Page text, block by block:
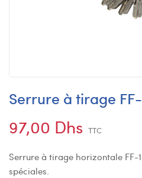
Serrure à tirage
97,00 Dhs TTC
Serrure à tirage horizontale FF-
spéciales.